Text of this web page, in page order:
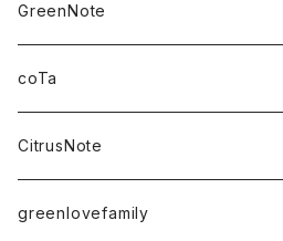
GreenNote
さえの
愛乃茉央
虹海ぽんず
coTa
CitrusNote
greenlovefamily